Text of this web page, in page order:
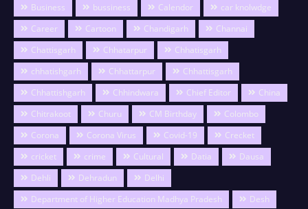
Business
bussiness Calendor
car knolwdge
Career
Cartoon Chandigarh
Channai
Chattisgarh
Chhatarpur
Chhatisgarh
chhatishgarh
Chhattarpur
Chhattisgarh
Chhattishgarh
Chhindwara Chief Editor
China
Chitrakoot
Churu CM Birthday
Colombo
Corona
Corona Virus Covid-19
Crecket
cricket
crime Cultural Datia
Dausa
Dehli
Dehradun
Delhi
Department of Higher Education Madhya Pradesh
Desh